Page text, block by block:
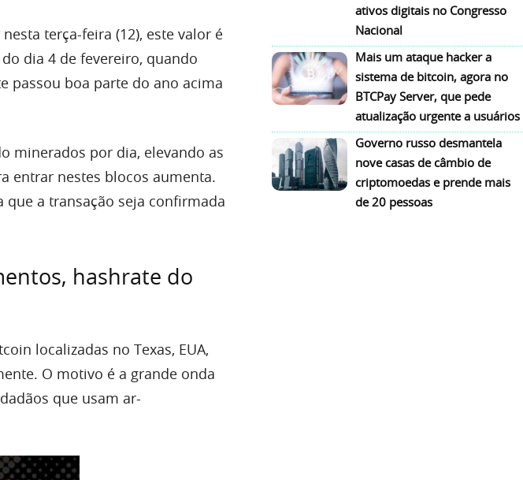
terça-feira (12), este valor é
dia 4 de fevereiro, quando
passou boa parte do ano acima
minerados por dia, elevando as
entrar nestes blocos aumenta.
que a transação seja confirmada
hashrate do
localizadas no Texas, EUA,
O motivo é a grande onda
que usam ar-
ativos digitais no Congresso
Nacional
Mais um ataque hacker a
sistema de bitcoin, agora no
BTCPay Server, que pede
atualização urgente a usuários
Governo russo desmantela
nove casas de câmbio de
criptomoedas e prende mais
de 20 pessoas